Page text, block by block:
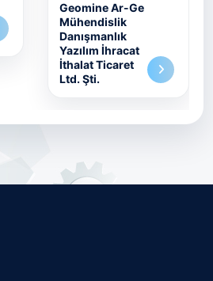
Geomine Ar-Ge
Mühendislik
Danışmanlık
Yazılım İhracat
İthalat Ticaret
Ltd. Şti.